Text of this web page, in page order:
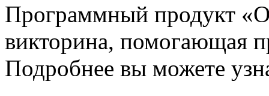
Программный продукт
викторина, помогающая
Подробнее вы можете